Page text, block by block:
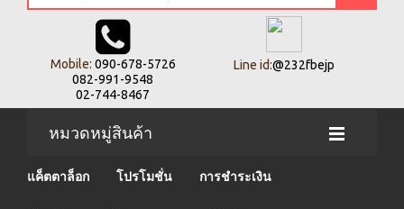
Mobile: 090-678-5726
082-991-9548
02-744-8467
Line id:@232fbejp
หมวดหมู่สินค้า
แค็ตตาล็อก โปรโมชั่น การชำระเงิน